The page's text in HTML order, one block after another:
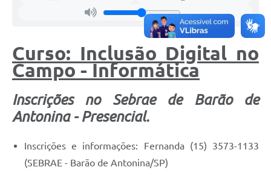
Curso: Inclusão Digital no
Campo - Informática
Inscrições no Sebrae de Barão de
Antonina - Presencial.
Inscrições e informações: Fernanda (15) 3573-1133
(SEBRAE - Barão de Antonina/SP)